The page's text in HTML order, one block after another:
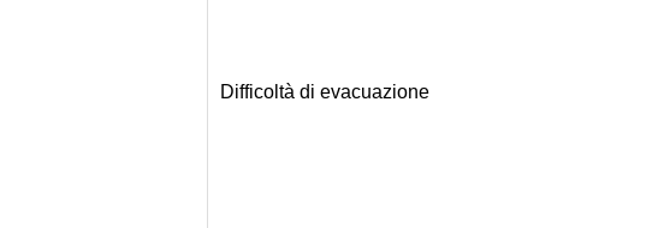
Difficoltà di evacuazione